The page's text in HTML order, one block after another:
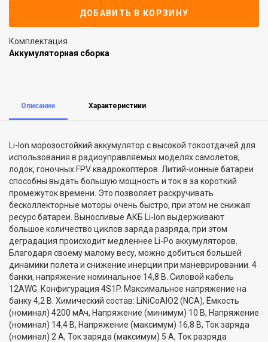
ДОБАВИТЬ В КОРЗИНУ
Комплектация
Аккумуляторная сборка
Описание Характеристики
Li-Ion морозостойкий аккумулятор с высокой токоотдачей для
использования в радиоуправляемых моделях самолетов,
лодок, гоночных FPV квадрокоптеров. Литий-ионные батареи
способны выдать большую мощность и ток в за короткий
промежуток времени. Это позволяет раскручивать
бесколлекторные моторы очень быстро, при этом не снижая
ресурс батареи. Выносливые АКБ Li-Ion выдерживают
большое количество циклов заряда разряда, при этом
деградация происходит медленнее Li-Po аккумуляторов.
Благодаря своему малому весу, можно добиться большей
динамики полета и снижение инерции при маневрировании. 4
банки, напряжение номинальное 14,8 В. Силoвoй кaбeль
12AWG. Конфигурация 4S1P. Максимальное напряжение на
банку 4,2 В. Химический состав: LiNiCoAlO2 (NCA), Ёмкость
(номинал) 4200 мАч, Напряжение (минимум) 10 В, Напряжение
(номинал) 14,4 В, Напряжение (максимум) 16,8 В, Ток заряда
(номинал) 2 А, Ток заряда (максимум) 5 А, Ток разряда